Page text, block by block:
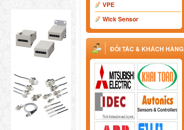
VPE
Wick Sensor
ĐỐI TÁC & KHÁCH HÀNG